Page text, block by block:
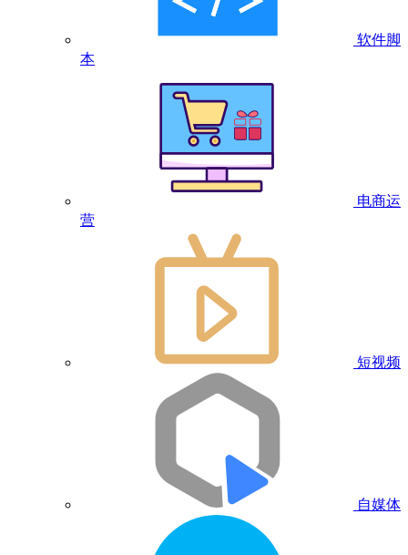
软件脚
本
电商运
营
短视频
自媒体